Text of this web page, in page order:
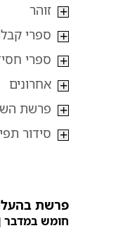
פרשת
חומש במדבר
זוהר
ספרי
ספרי
אחרונים
פרשת
סידור